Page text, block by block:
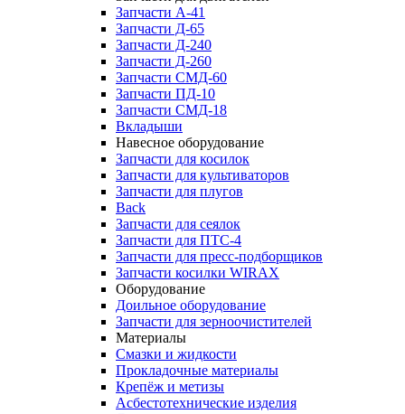
Запчасти А-41
Запчасти Д-65
Запчасти Д-240
Запчасти Д-260
Запчасти СМД-60
Запчасти ПД-10
Запчасти СМД-18
Вкладыши
Навесное оборудование
Запчасти для косилок
Запчасти для культиваторов
Запчасти для плугов
Back
Запчасти для сеялок
Запчасти для ПТС-4
Запчасти для пресс-подборщиков
Запчасти косилки WIRAX
Оборудование
Доильное оборудование
Запчасти для зерноочистителей
Материалы
Смазки и жидкости
Прокладочные материалы
Крепёж и метизы
Асбестотехнические изделия